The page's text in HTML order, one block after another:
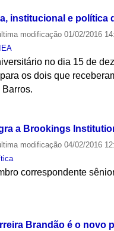
institucional e
modificação 01/02/2016
no dia 15 de
os dois que
a Brookings
modificação 04/02/2016
correspondente
Brandão é o novo